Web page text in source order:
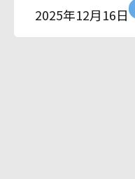
2025年12月16日